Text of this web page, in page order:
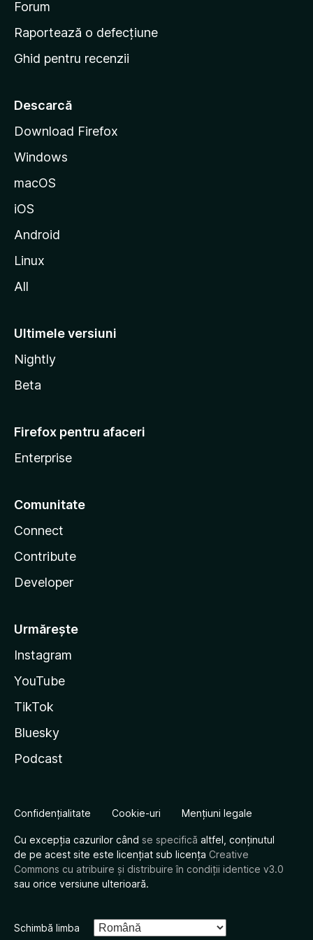
e
d
e
t
r
M
o
l
l
Forum
Raportează o defecțiune
Ghid pentru recenzii
Descarcă
Download Firefox
Windows
macOS
iOS
Android
Linux
All
Ultimele versiuni
Nightly
Beta
Firefox pentru afaceri
Enterprise
Comunitate
Connect
Contribute
Developer
Urmărește
Instagram
YouTube
TikTok
Bluesky
Podcast
Confidențialitate Cookie-uri Mențiuni legale
Cu excepția cazurilor când se specifică altfel, conținutul
de pe acest site este licențiat sub licența Creative
Commons cu atribuire și distribuire în condiții identice v3.0
sau orice versiune ulterioară.
Schimbă limba